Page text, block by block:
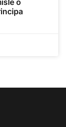
o